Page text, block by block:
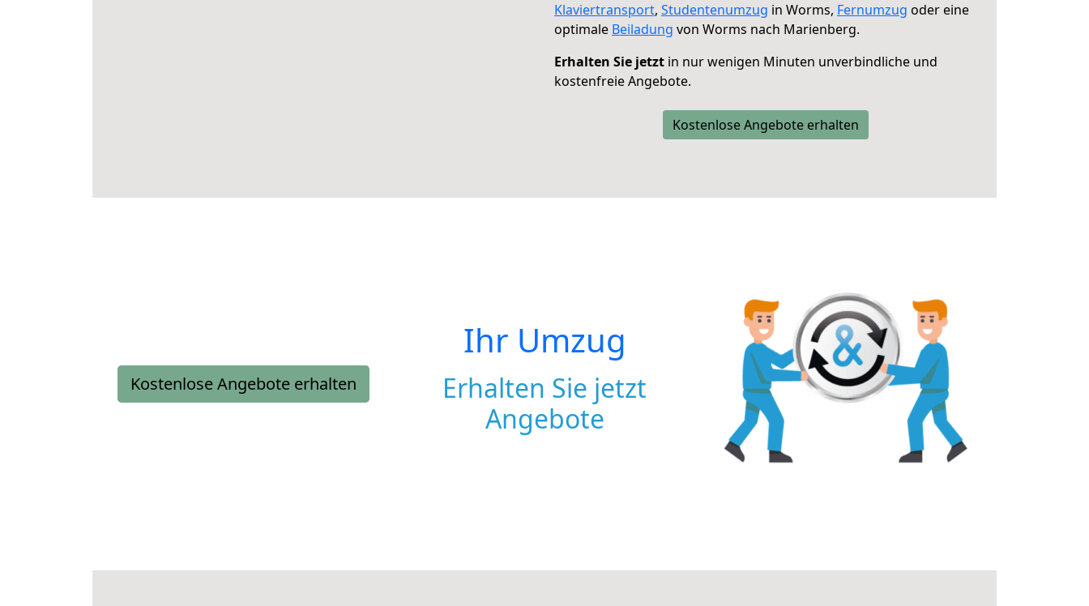
Klaviertransport, Studentenumzug in Worms, Fernumzug oder eine
optimale Beiladung von Worms nach Marienberg.
Erhalten Sie jetzt in nur wenigen Minuten unverbindliche und
kostenfreie Angebote.
Kostenlose Angebote erhalten
Kostenlose Angebote erhalten
Ihr Umzug
Erhalten Sie jetzt
Angebote